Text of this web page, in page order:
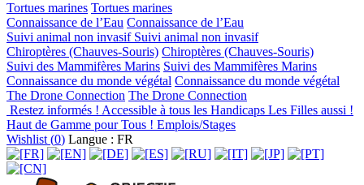
Tortues marines Tortues marines
Connaissance de l’Eau Connaissance de l’Eau
Suivi animal non invasif Suivi animal non invasif
Chiroptères (Chauves-Souris) Chiroptères (Chauves-Souris)
Suivi des Mammifères Marins Suivi des Mammifères Marins
Connaissance du monde végétal Connaissance du monde végétal
The Drone Connection The Drone Connection
Restez informés ! Accessible à tous les Handicaps Les Filles aussi !
Haut de Gamme pour Tous ! Emplois/Stages
Wishlist (0) Langue : FR